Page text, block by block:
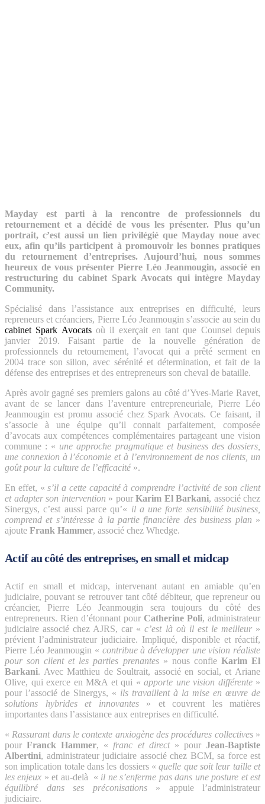
Mayday est parti à la rencontre de professionnels du
retournement et a décidé de vous les présenter. Plus qu’un
portrait, c’est aussi un lien privilégié que Mayday noue avec
eux, afin qu’ils participent à promouvoir les bonnes pratiques
du retournement d’entreprises. Aujourd’hui, nous sommes
heureux de vous présenter Pierre Léo Jeanmougin, associé en
restructuring du cabinet Spark Avocats qui intègre Mayday
Community.
Spécialisé dans l’assistance aux entreprises en difficulté, leurs
repreneurs et créanciers, Pierre Léo Jeanmougin s’associe au sein du
cabinet Spark Avocatsoù il exerçait en tant que Counsel depuis
janvier 2019. Faisant partie de la nouvelle génération de
professionnels du retournement, l’avocat qui a prêté serment en
2004 trace son sillon, avec sérénité et détermination, et fait de la
défense des entreprises et des entrepreneurs son cheval de bataille.
Après avoir gagné ses premiers galons au côté d’Yves-Marie Ravet,
avant de se lancer dans l’aventure entrepreneuriale, Pierre Léo
Jeanmougin est promu associé chez Spark Avocats. Ce faisant, il
s’associe à une équipe qu’il connait parfaitement, composée
d’avocats aux compétences complémentaires partageant une vision
commune : « une approche pragmatique et business des dossiers,
une connexion à l’économie et à l’environnement de nos clients, un
goût pour la culture de l’efficacité ».
En effet, «s’il a cette capacité à comprendre l’activité de son client
et adapter son intervention » pour Karim El Barkani, associé chez
Sinergys, c’est aussi parce qu’« il a une forte sensibilité business,
comprend et s’intéresse à la partie financière des business plan »
ajoute Frank Hammer, associé chez Whedge.
Actif au côté des entreprises, en small et midcap
Actif en small et midcap, intervenant autant en amiable qu’en
judiciaire, pouvant se retrouver tant côté débiteur, que repreneur ou
créancier, Pierre Léo Jeanmougin sera toujours du côté des
entrepreneurs. Rien d’étonnant pour Catherine Poli, administrateur
judiciaire associé chez AJRS, car «c’est là où il est le meilleur»
prévient l’administrateur judiciaire. Impliqué, disponible et réactif,
Pierre Léo Jeanmougin « contribue à développer une vision réaliste
pour son client et les parties prenantes » nous confie Karim El
Barkani. Avec Matthieu de Soultrait, associé en social, et Ariane
Olive, qui exerce en M&A et qui « apporte une vision différente»
pour l’associé de Sinergys, « ils travaillent à la mise en œuvre de
solutions hybrides et innovantes» et couvrent les matières
importantes dans l’assistance aux entreprises en difficulté.
« Rassurant dans le contexte anxiogène des procédures collectives»
pourFranck Hammer, « franc et direct» pourJean-Baptiste
Albertini, administrateur judiciaire associé chez BCM, sa force est
son implication totale dans les dossiers «quelle que soit leur taille et
les enjeux » et au-delà « il ne s’enferme pas dans une posture et est
équilibré dans ses préconisations» appuie l’administrateur
judiciaire.